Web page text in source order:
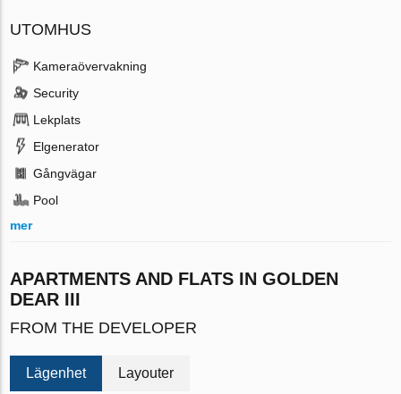
UTOMHUS
Kameraövervakning
Security
Lekplats
Elgenerator
Gångvägar
Pool
mer
APARTMENTS AND FLATS IN GOLDEN
DEAR III
FROM THE DEVELOPER
Lägenhet Layouter